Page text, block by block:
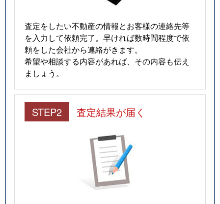
査定をしたい不動産の情報とお客様の連絡先等
を入力して依頼完了。早ければ数時間程度で依
頼をした会社から連絡がきます。
希望や相談する内容があれば、その内容も伝え
ましょう。
STEP2 査定結果が届く